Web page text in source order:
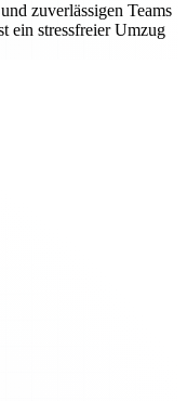
zuverlässigen Teams
ein stressfreier Umzug